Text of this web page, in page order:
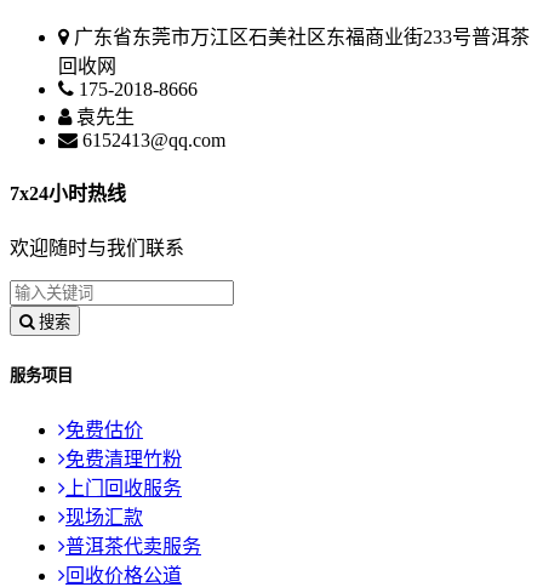
广东省东莞市万江区石美社区东福商业街233号普洱茶
回收网
175-2018-8666
袁先生
6152413@qq.com
7x24小时热线
欢迎随时与我们联系
搜索
服务项目
免费估价
免费清理竹粉
上门回收服务
现场汇款
普洱茶代卖服务
回收价格公道